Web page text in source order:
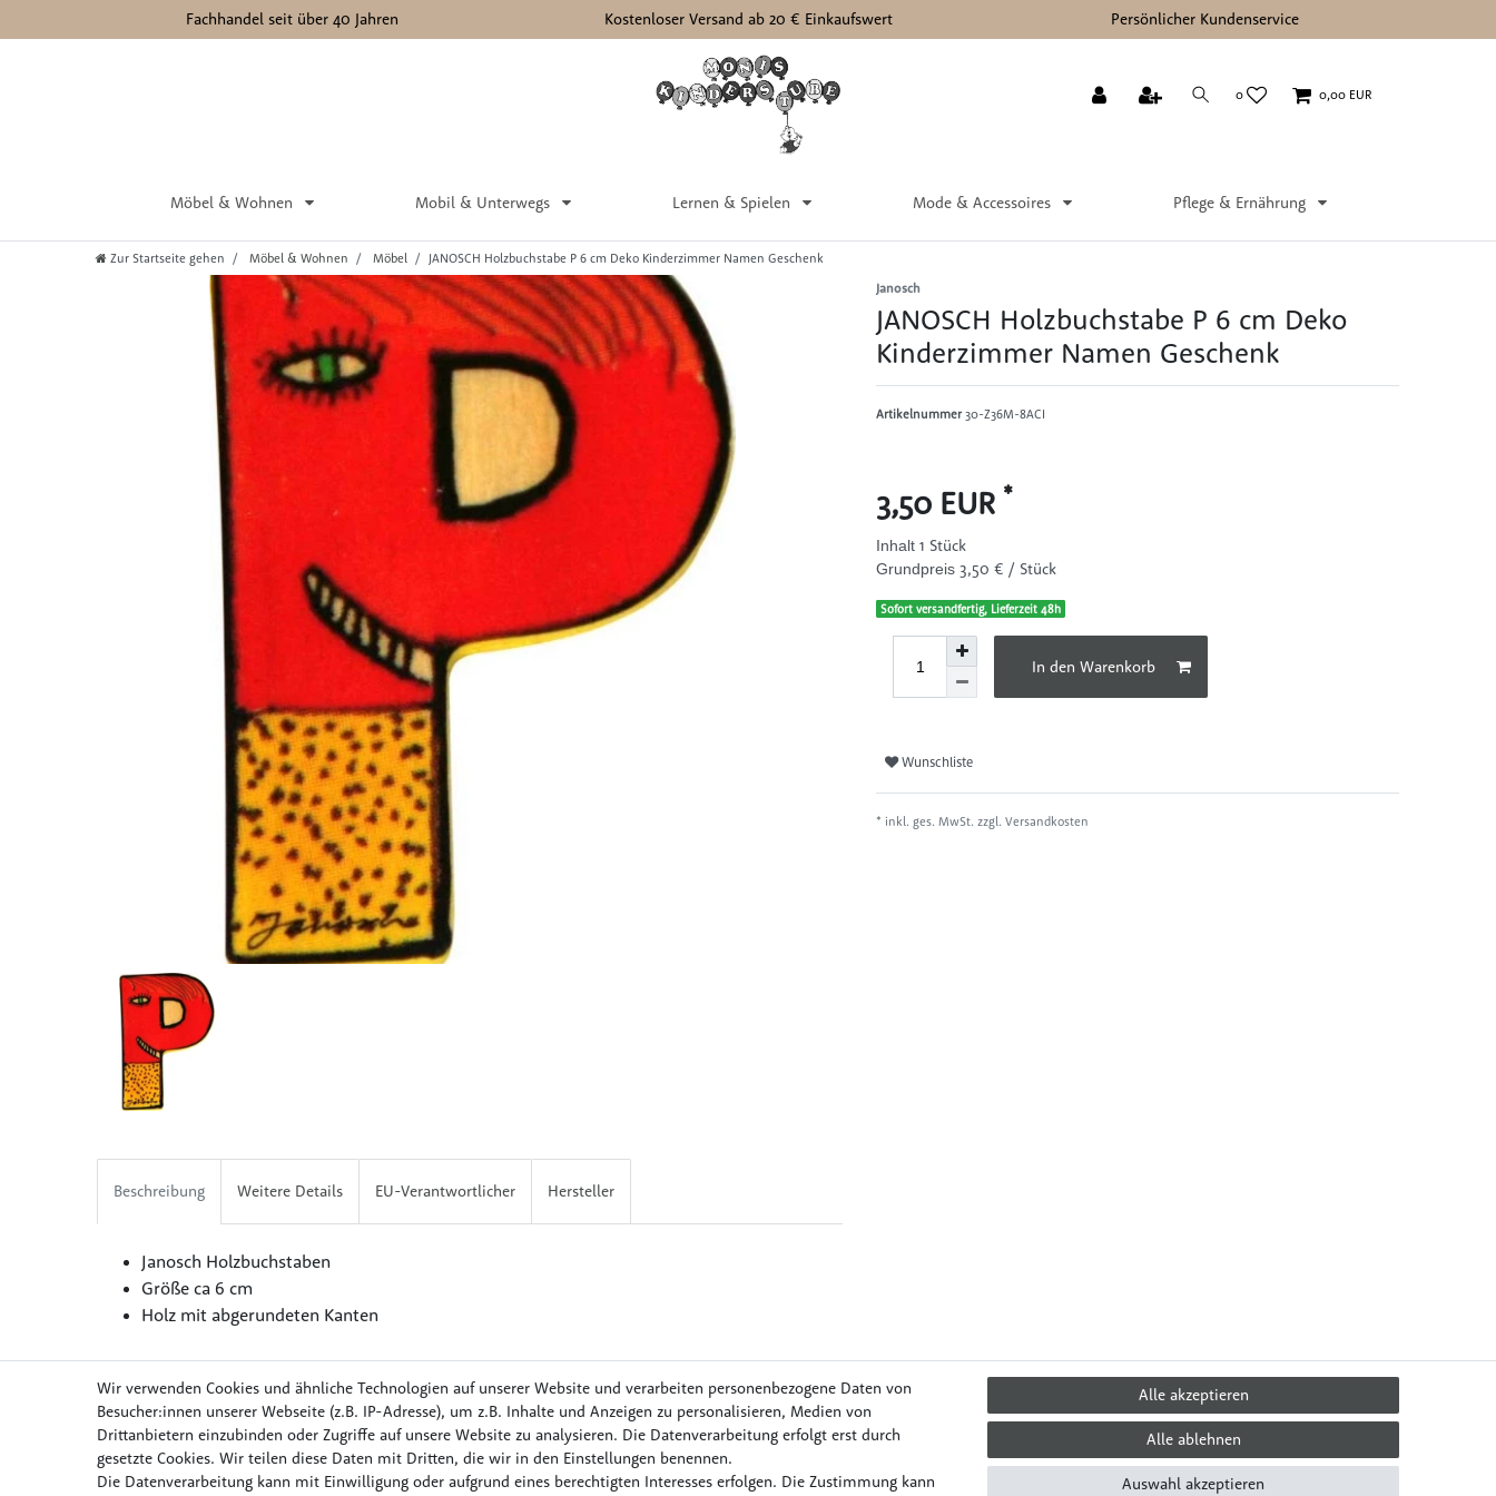
Fachhandel seit über 40 Jahren Kostenloser Versand ab 20 € Einkaufswert Persönlicher Kundenservice
0 0,00 EUR
Möbel & Wohnen Mobil & Unterwegs Lernen & Spielen Mode & Accessoires Pflege & Ernährung
Zur Startseite gehen Möbel & Wohnen Möbel
JANOSCH Holzbuchstabe P 6 cm Deko Kinderzimmer Namen Geschenk
Janosch
JANOSCH Holzbuchstabe P 6 cm Deko
Kinderzimmer Namen Geschenk
Artikelnummer30-Z36M-8ACI
3,50 EUR *
Inhalt 1 Stück
Grundpreis 3,50 € / Stück
Sofort versandfertig, Lieferzeit 48h
In den Warenkorb
Wunschliste
* inkl. ges. MwSt. zzgl. Versandkosten
Beschreibung Weitere Details EU-Verantwortlicher Hersteller
Janosch Holzbuchstaben
Größe ca 6 cm
Holz mit abgerundeten Kanten
Möbel & Wohnen Mobil & Unterwegs Lernen & Spielen Mode & Accessories Über Uns
Wir verwenden Cookies und ähnliche Technologien auf unserer Website und verarbeiten personenbezogene Daten von
Besucher:innen unserer Webseite (z.B. IP-Adresse), um z.B. Inhalte und Anzeigen zu personalisieren, Medien von
Drittanbietern einzubinden oder Zugriffe auf unsere Website zu analysieren. Die Datenverarbeitung erfolgt erst durch
gesetzte Cookies. Wir teilen diese Daten mit Dritten, die wir in den Einstellungen benennen.
Die Datenverarbeitung kann mit Einwilligung oder aufgrund eines berechtigten Interesses erfolgen. Die Zustimmung kann
Alle akzeptieren
Alle ablehnen
Auswahl akzeptieren